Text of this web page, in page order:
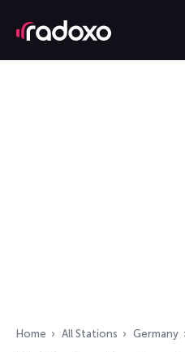
Home All Stations Germany